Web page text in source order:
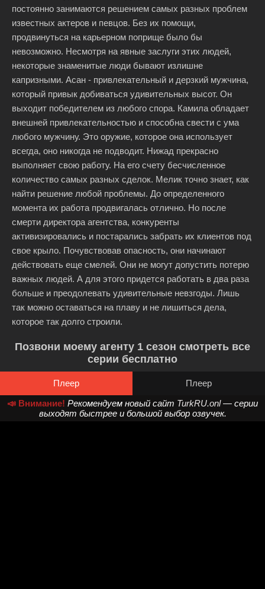
постоянно занимаются решением самых разных проблем
известных актеров и певцов. Без их помощи,
продвинуться на карьерном поприще было бы
невозможно. Несмотря на явные заслуги этих людей,
некоторые знаменитые люди бывают излишне
капризными. Асан - привлекательный и дерзкий мужчина,
который привык добиваться удивительных высот. Он
выходит победителем из любого спора. Камила обладает
внешней привлекательностью и способна свести с ума
любого мужчину. Это оружие, которое она использует
всегда, оно никогда не подводит. Нижад прекрасно
выполняет свою работу. На его счету бесчисленное
количество самых разных сделок. Мелик точно знает, как
найти решение любой проблемы. До определенного
момента их работа продвигалась отлично. Но после
смерти директора агентства, конкуренты
активизировались и постарались забрать их клиентов под
свое крыло. Почувствовав опасность, они начинают
действовать еще смелей. Они не могут допустить потерю
важных людей. А для этого придется работать в два раза
больше и преодолевать удивительные невзгоды. Лишь
так можно оставаться на плаву и не лишиться дела,
которое так долго строили.
Позвони моему агенту 1 сезон смотреть все
серии бесплатно
Плеер
Плеер
📣 Внимание! Рекомендуем новый сайт TurkRU.onl— серии
выходят быстрее и большой выбор озвучек.